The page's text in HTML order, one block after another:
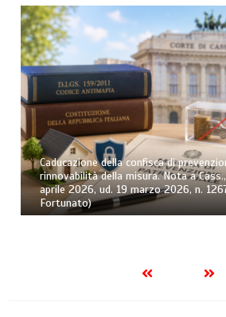
Caducazione della confisca di
rinnovabilità della misura. Nota a
aprile 2026, ud. 19 marzo 2026, n.
Fortunato)